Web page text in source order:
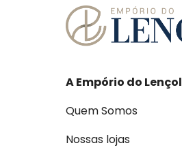
A Empório do Lençol
Quem Somos
Nossas lojas